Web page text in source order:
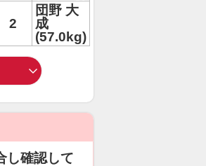
2
団野 大
成
(57.0kg)
し確認して